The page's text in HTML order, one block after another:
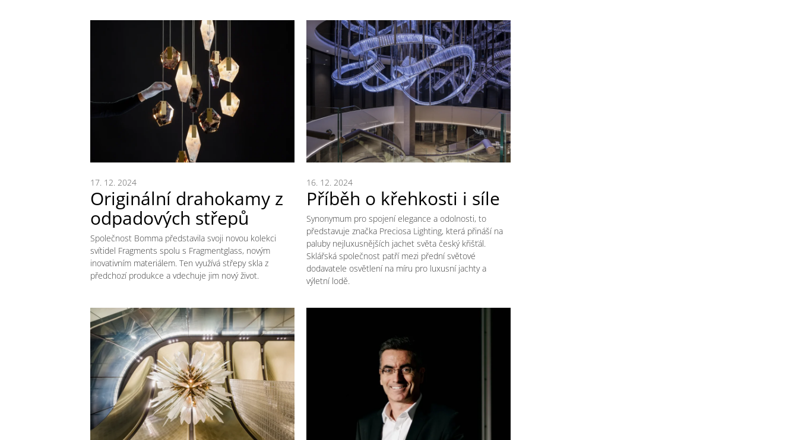
Originální drahokamy z
odpadových střepů
17. 12. 2024
Společnost Bomma představila svoji novou kolekci
svítidel Fragments spolu s Fragmentglass, novým
inovativním materiálem. Ten využívá střepy skla z
předchozí produkce a vdechuje jim nový život.
Příběh o křehkosti i síle
16. 12. 2024
Synonymum pro spojení elegance a odolnosti, to
představuje značka Preciosa Lighting, která přináší na
paluby nejluxusnějších jachet světa český křišťál.
Sklářská společnost patří mezi přední světové
dodavatele osvětlení na míru pro luxusní jachty a
výletní lodě.